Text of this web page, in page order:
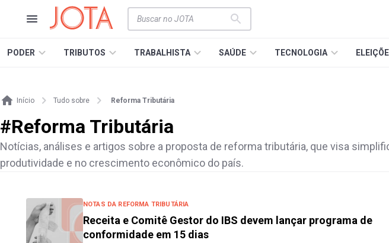
PODER TRIBUTOS TRABALHISTA SAÚDE TECNOLOGIA
Início Tudo sobre Reforma Tributária
#Reforma Tributária
Notícias, análises e artigos sobre a proposta de reforma tributária, que visa
produtividade e no crescimento econômico do país.
NOTAS DA REFORMA TRIBUTÁRIA
Receita e Comitê Gestor do IBS devem lançar programa de
conformidade em 15 dias